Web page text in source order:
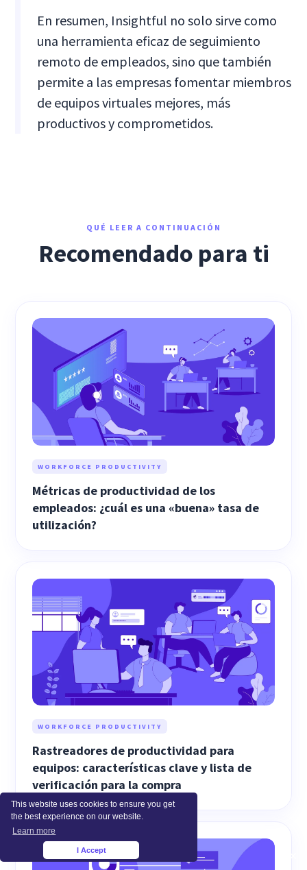
This website uses cookies to ensure you get
the best experience on our website.
Learn more
I Accept
En resumen, Insightful no solo sirve como
una herramienta eficaz de seguimiento
remoto de empleados, sino que también
permite a las empresas fomentar miembros
de equipos virtuales mejores, más
productivos y comprometidos.
QUÉ LEER A CONTINUACIÓN
Recomendado para ti
WORKFORCE PRODUCTIVITY
Métricas de productividad de los
empleados: ¿cuál es una «buena» tasa de
utilización?
WORKFORCE PRODUCTIVITY
Rastreadores de productividad para
equipos: características clave y lista de
verificación para la compra